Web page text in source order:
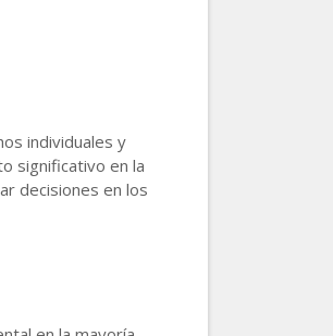
individuales y
significativo en la
decisiones en los